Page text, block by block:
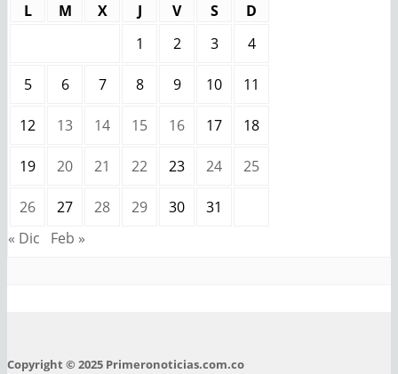
L
M X J V S
D
1
2 3 4
5 6 7 8 9 10 11
12 13 14 15 16 17 18
19 20 21 22 23 24 25
26 27 28 29 30
31
« Dic
Feb »
Copyright © 2025 Primeronoticias.com.co